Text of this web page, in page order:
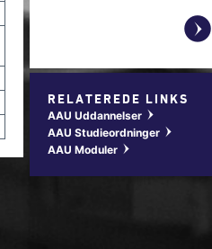
y
RELATEREDE LINKS
AAU Uddannelser w
AAU Studieordninger w
AAU Moduler w